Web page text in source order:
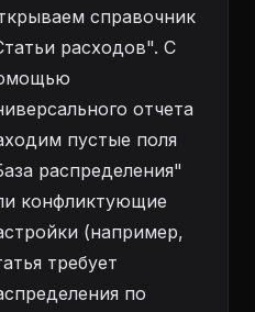
справочник
расходов". С
отчета
пустые поля
распределения"
конфликтующие
(например,
требует
по